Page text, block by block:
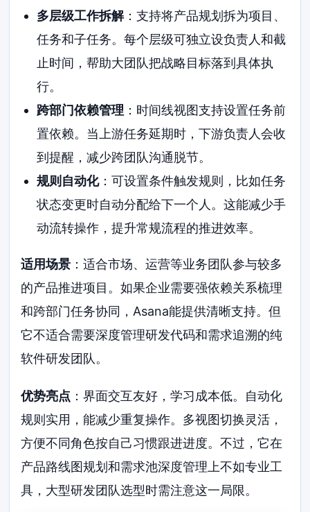
多层级工作拆解：支持将产品规划拆为项目、
任务和子任务。每个层级可独立设负责人和截
止时间，帮助大团队把战略目标落到具体执
行。
跨部门依赖管理 ：时间线视图支持设置任务前
置依赖。当上游任务延期时，下游负责人会收
到提醒，减少跨团队沟通脱节。
规则自动化：可设置条件触发规则，比如任务
状态变更时自动分配给下一个人。这能减少手
动流转操作，提升常规流程的推进效率。
适用场景 ：适合市场、运营等业务团队参与较多
的产品推进项目。如果企业需要强依赖关系梳理
和跨部门任务协同，Asana能提供清晰支持。但
它不适合需要深度管理研发代码和需求追溯的纯
软件研发团队。
优势亮点 ：界面交互友好，学习成本低。自动化
规则实用，能减少重复操作。多视图切换灵活，
方便不同角色按自己习惯跟进进度。不过，它在
产品路线图规划和需求池深度管理上不如专业工
具，大型研发团队选型时需注意这一局限。